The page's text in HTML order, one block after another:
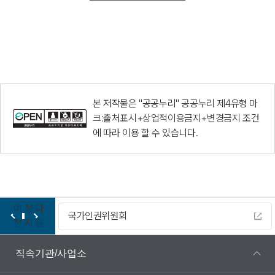
본 저작물은 "공공누리"공공누리 제4유형 마
크:출처표시+상업적이용금지+변경금지 조건
에 따라 이용 할 수 있습니다.
이
전
정
지
다
음
다누리
직속기관/사업소